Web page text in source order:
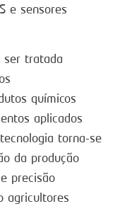
e sensores
ser tratada
químicos
aplicados
torna-se
da produção
precisão
agricultores